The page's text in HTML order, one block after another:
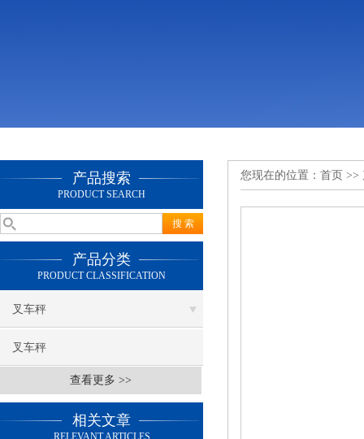
产品搜索
PRODUCT SEARCH
产品分类
PRODUCT CLASSIFICATION
叉车秤
叉车秤
查看更多 >>
相关文章
RELEVANT ARTICLES
您现在的位置： 首页 >>